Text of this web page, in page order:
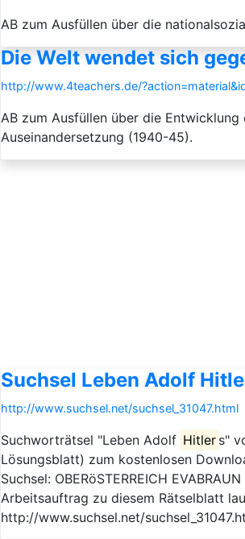
AB zum Ausfüllen über die
Die Welt wendet sich
http://www.4teachers.de/
AB zum Ausfüllen über die
Auseinandersetzung (1940-45).
Suchsel Leben Adolf
http://www.suchsel.net/suchsel_31047.html
Suchworträtsel "Leben Adolf Hitler s"
Lösungsblatt) zum kostenlosen
Suchsel: OBERöSTERREICH
Arbeitsauftrag zu diesem Rätselblatt
http://www.suchsel.net/